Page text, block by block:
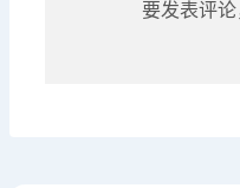
要发表评